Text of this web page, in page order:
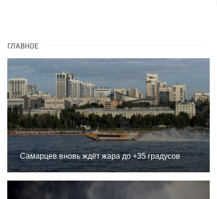
ГЛАВНОЕ
Самарцев вновь ждёт жара до +35 градусов